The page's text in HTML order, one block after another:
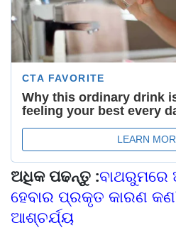
ଅଧିକ ପଢନ୍ତୁ :ବାଥରୁମରେ
ହେବାର ପ୍ରକୃତ କାରଣ
ଆଶ୍ଚର୍ଯ୍ୟ